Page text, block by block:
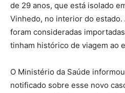
de 29 anos, que está isolado
Vinhedo, no interior do estado.
foram consideradas
tinham histórico de viagem ao
O Ministério da Saúde
notificado sobre esse novo